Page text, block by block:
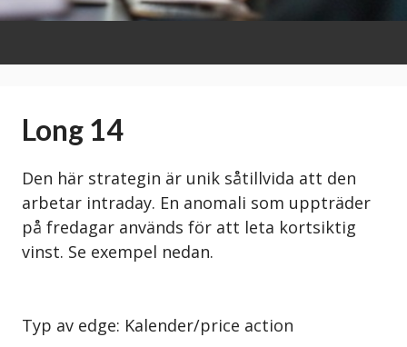
Long 14
Den här strategin är unik såtillvida att den
arbetar intraday. En anomali som uppträder
på fredagar används för att leta kortsiktig
vinst. Se exempel nedan.
Typ av edge: Kalender/price action